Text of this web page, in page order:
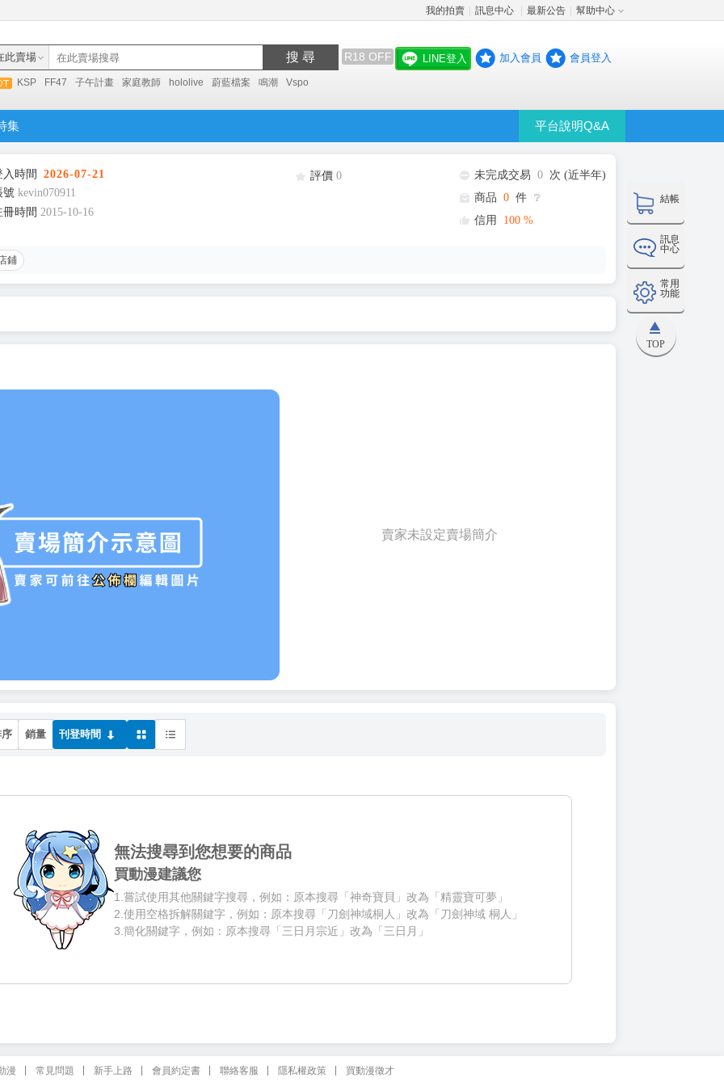
我的拍賣 訊息中心 最新公告 幫助中心
此賣場 搜 尋 R18 OFF
KSP FF47 子午計畫 家庭教師 hololive 蔚藍檔案 鳴潮 Vspo
LINE登入 加入會員 會員登入
集 平台說明Q&A
結帳
訊息
中心
常用
功能
TOP
時間
2026-07-21
號 kevin070911
時間 2015-10-16
評價 0 未完成交易 0 次 (近半年)
商品 0 件 ❔
信用
100 %
鋪
賣家未設定賣場簡介
銷量 刊登時間
無法搜尋到您想要的商品
買動漫建議您
1.嘗試使用其他關鍵字搜尋，例如：原本搜尋「神奇寶貝」改為「精靈寶可夢」
2.使用空格拆解關鍵字，例如：原本搜尋「刀劍神域桐人」改為「刀劍神域 桐人」
3.簡化關鍵字，例如：原本搜尋「三日月宗近」改為「三日月」
漫 常見問題 新手上路 會員約定書 聯絡客服 隱私權政策 買動漫徵才